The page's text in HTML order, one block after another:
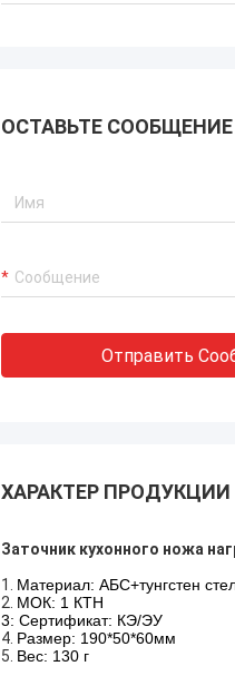
ОСТАВЬТЕ СООБЩЕНИЕ
Отправить
ХАРАКТЕР ПРОДУКЦИИ
Заточник кухонного ножа
1. Материал: АБС+тунгстен
2. МОК: 1 КТН
3: Сертификат: КЭ/ЭУ
4. Размер: 190*50*60мм
5. Вес: 130 г